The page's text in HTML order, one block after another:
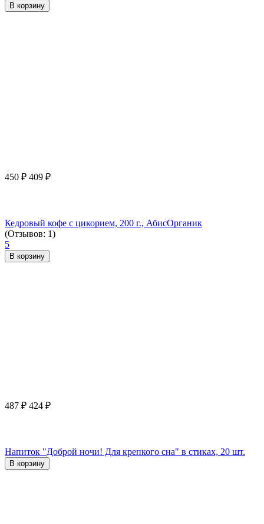
В корзину
450 ₽ 409 ₽
Кедровый кофе с цикорием, 200 г., АбисОрганик
(Отзывов: 1)
5
В корзину
487 ₽ 424 ₽
Напиток "Доброй ночи! Для крепкого сна" в стиках, 20 шт.
В корзину